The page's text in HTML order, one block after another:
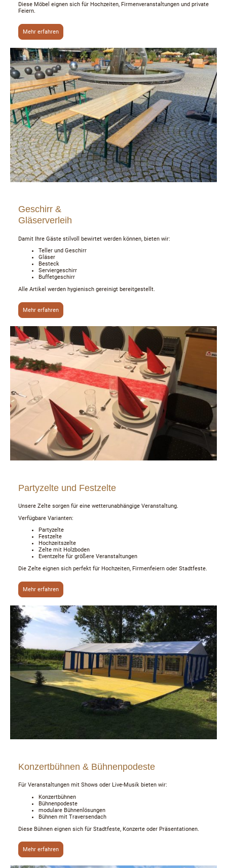
Diese Möbel eignen sich für Hochzeiten, Firmenveranstaltungen und private
Feiern.
Mehr erfahren
Geschirr &
Gläserverleih
Damit Ihre Gäste stilvoll bewirtet werden können, bieten wir:
Teller und Geschirr
Gläser
Besteck
Serviergeschirr
Buffetgeschirr
Alle Artikel werden hygienisch gereinigt bereitgestellt.
Mehr erfahren
Partyzelte und Festzelte
Unsere Zelte sorgen für eine wetterunabhängige Veranstaltung.
Verfügbare Varianten:
Partyzelte
Festzelte
Hochzeitszelte
Zelte mit Holzboden
Eventzelte für größere Veranstaltungen
Die Zelte eignen sich perfekt für Hochzeiten, Firmenfeiern oder Stadtfeste.
Mehr erfahren
Konzertbühnen & Bühnenpodeste
Für Veranstaltungen mit Shows oder Live-Musik bieten wir:
Konzertbühnen
Bühnenpodeste
modulare Bühnenlösungen
Bühnen mit Traversendach
Diese Bühnen eignen sich für Stadtfeste, Konzerte oder Präsentationen.
Mehr erfahren